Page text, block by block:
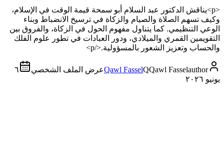
<p>يناقش الدكتور عبد السلام أبو سمحة قيمة الوقت في الإسلام،
وكيف تسهم الصلاة والصيام والزكاة في ترسيخ الانضباط وبناء
الوعي التنظيمي. كما يتناول مفهوم الحول في الزكاة، والفروق بين
التقويمين القمري والميلادي، ودور العبادات في تطور علوم الفلك
والحساب وتعزيز الشعور بالمسؤولية.</p>
Qawl FasselQQawl Fasselauthor عرض الملف الشخصي
٦
يونيو ٢٠٢٦